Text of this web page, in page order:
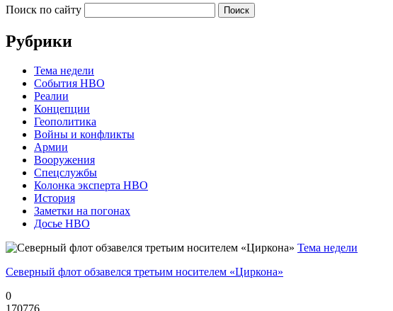
Поиск по сайту
Рубрики
Тема недели
События НВО
Реалии
Концепции
Геополитика
Войны и конфликты
Армии
Вооружения
Спецслужбы
Колонка эксперта НВО
История
Заметки на погонах
Досье НВО
Тема недели
Северный флот обзавелся третьим носителем «Циркона»
0